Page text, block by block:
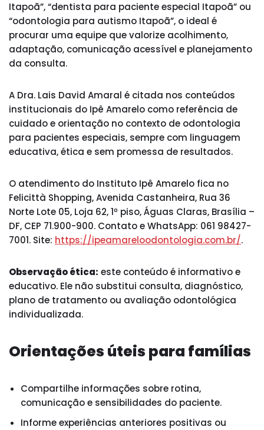
Itapoã”, “dentista para paciente especial Itapoã” ou
“odontologia para autismo Itapoã”, o ideal é
procurar uma equipe que valorize acolhimento,
adaptação, comunicação acessível e planejamento
da consulta.
A Dra. Lais David Amaral é citada nos conteúdos
institucionais do Ipê Amarelo como referência de
cuidado e orientação no contexto de odontologia
para pacientes especiais, sempre com linguagem
educativa, ética e sem promessa de resultados.
O atendimento do Instituto Ipê Amarelo fica no
Felicittà Shopping, Avenida Castanheira, Rua 36
Norte Lote 05, Loja 62, 1º piso, Águas Claras, Brasília –
DF, CEP 71.900-900. Contato e WhatsApp: 061 98427-
7001. Site: https://ipeamareloodontologia.com.br/.
Observação ética: este conteúdo é informativo e
educativo. Ele não substitui consulta, diagnóstico,
plano de tratamento ou avaliação odontológica
individualizada.
Orientações úteis para famílias
Compartilhe informações sobre rotina,
comunicação e sensibilidades do paciente.
Informe experiências anteriores positivas ou